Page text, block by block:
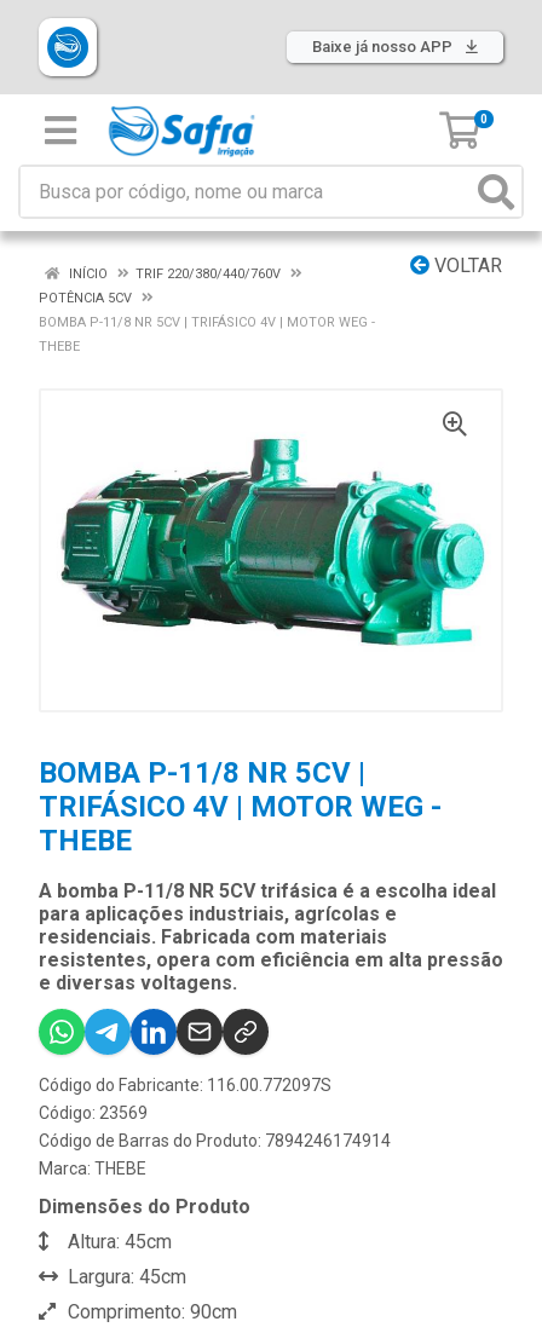
Baixe já nosso APP
0
VOLTAR
INÍCIO
TRIF 220/380/440/760V
POTÊNCIA 5CV
BOMBA P-11/8 NR 5CV | TRIFÁSICO 4V | MOTOR WEG -
THEBE
BOMBA P-11/8 NR 5CV |
TRIFÁSICO 4V | MOTOR WEG -
THEBE
A bomba P-11/8 NR 5CV trifásica é a escolha ideal
para aplicações industriais, agrícolas e
residenciais. Fabricada com materiais
resistentes, opera com eficiência em alta pressão
e diversas voltagens.
Código do Fabricante: 116.00.772097S
Código: 23569
Código de Barras do Produto: 7894246174914
Marca: THEBE
Dimensões do Produto
Altura: 45cm
Largura: 45cm
Comprimento: 90cm